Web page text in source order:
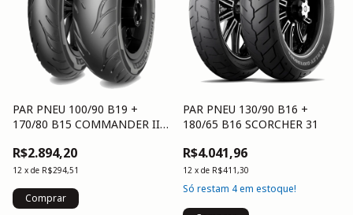
PAR PNEU 100/90 B19 +
170/80 B15 COMMANDER III
R$2.894,20
12 x de R$294,51
PAR PNEU 130/90 B16 +
180/65 B16 SCORCHER 31
R$4.041,96
12 x de R$411,30
Só restam 4em estoque!